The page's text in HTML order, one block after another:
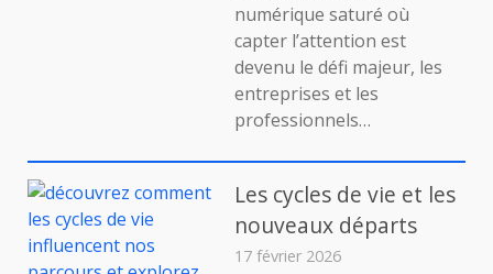
:
Le
Guide
numérique saturé où
capter l’attention est
devenu le défi majeur, les
entreprises et les
professionnels…
Les cycles de vie et les
nouveaux départs
17 février 2026